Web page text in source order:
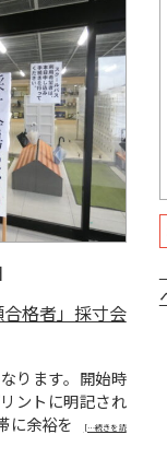
合格者」採寸会
ります。開始時
ントに明記され
に余裕を
[…続きを読